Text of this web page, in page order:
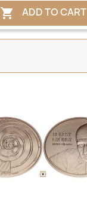
 ADD TO CART